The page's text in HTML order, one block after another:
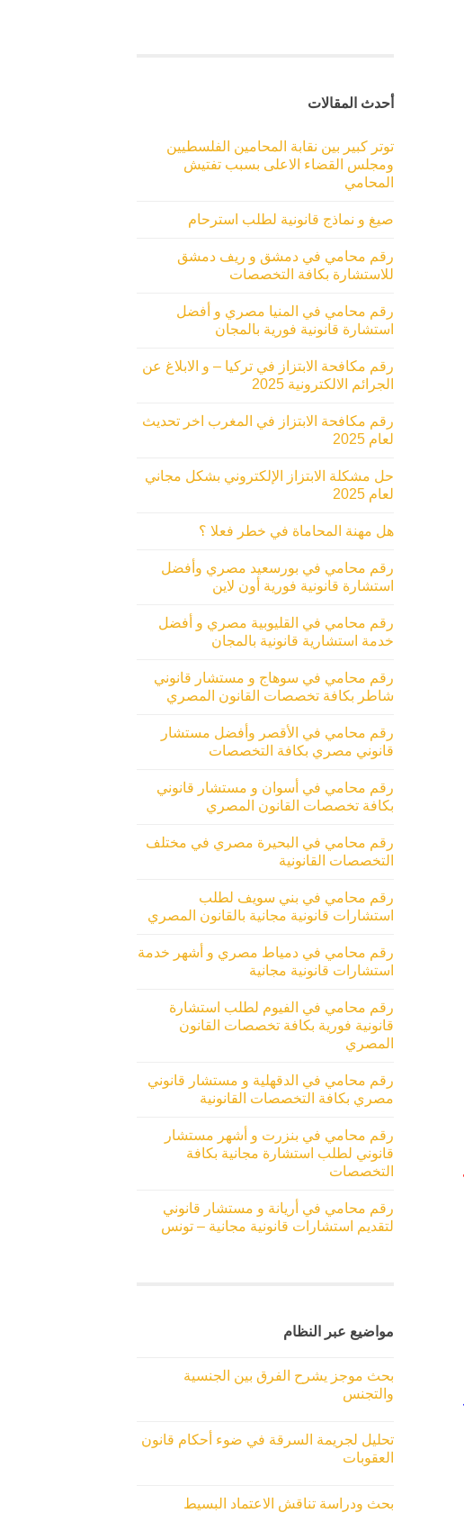
أحدث المقالات
توتر كبير بين نقابة المحامين الفلسطيين
ومجلس القضاء الاعلى بسبب تفتيش
المحامي
صيغ و نماذج قانونية لطلب استرحام
رقم محامي في دمشق و ريف دمشق
للاستشارة بكافة التخصصات
رقم محامي في المنيا مصري و أفضل
استشارة قانونية فورية بالمجان
رقم مكافحة الابتزاز في تركيا – و الابلاغ عن
الجرائم الالكترونية 2025
رقم مكافحة الابتزاز في المغرب اخر تحديث
لعام 2025
حل مشكلة الابتزاز الإلكتروني بشكل مجاني
لعام 2025
هل مهنة المحاماة في خطر فعلا ؟
رقم محامي في بورسعيد مصري وأفضل
استشارة قانونية فورية أون لاين
رقم محامي في القليوبية مصري و أفضل
خدمة استشارية قانونية بالمجان
رقم محامي في سوهاج و مستشار قانوني
شاطر بكافة تخصصات القانون المصري
رقم محامي في الأقصر وأفضل مستشار
قانوني مصري بكافة التخصصات
رقم محامي في أسوان و مستشار قانوني
بكافة تخصصات القانون المصري
رقم محامي في البحيرة مصري في مختلف
التخصصات القانونية
رقم محامي في بني سويف لطلب
استشارات قانونية مجانية بالقانون المصري
رقم محامي في دمياط مصري و أشهر خدمة
استشارات قانونية مجانية
رقم محامي في الفيوم لطلب استشارة
قانونية فورية بكافة تخصصات القانون
المصري
رقم محامي في الدقهلية و مستشار قانوني
مصري بكافة التخصصات القانونية
رقم محامي في بنزرت و أشهر مستشار
قانوني لطلب استشارة مجانية بكافة
التخصصات
رقم محامي في أريانة و مستشار قانوني
لتقديم استشارات قانونية مجانية – تونس
مواضيع عبر النظام
بحث موجز يشرح الفرق بين الجنسية
والتجنس
تحليل لجريمة السرقة في ضوء أحكام قانون
العقوبات
بحث ودراسة تناقش الاعتماد البسيط